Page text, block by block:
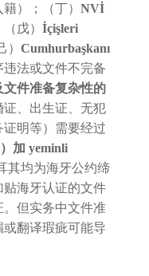
）；（丁） NVİ
戊） İçişleri
Cumhurbaşkanı
法或文件不完备
文件准备复杂性的
证、出生证、无犯
明等）需要经过
加 yeminli
其均为海牙公约缔
海牙认证的文件
但实务中文件准
翻译瑕疵可能导